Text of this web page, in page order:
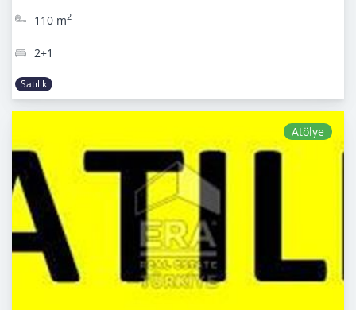
110 m2
2+1
Satılık
Atölye